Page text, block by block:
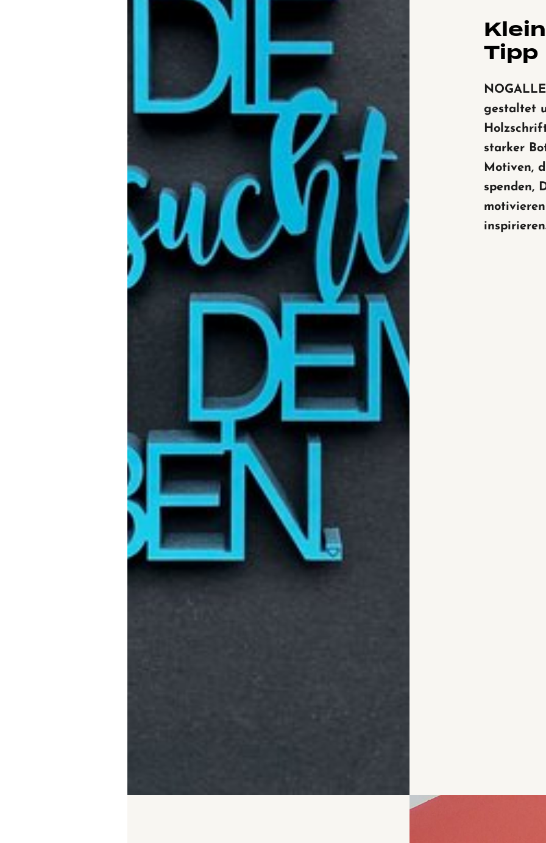
Tipp
gestaltet
starker
Motiven,
spenden,